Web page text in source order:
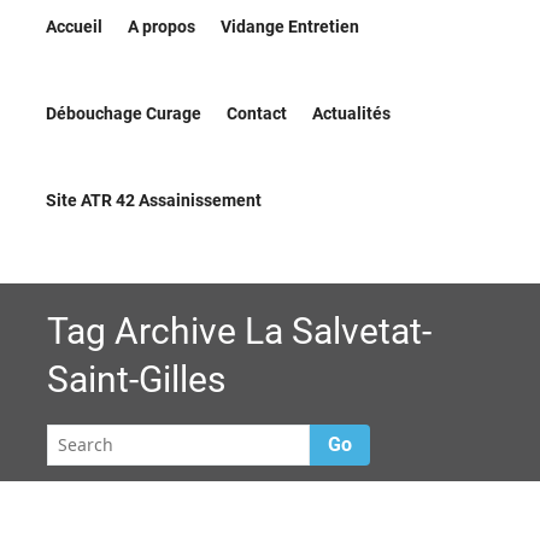
Accueil A propos Vidange Entretien
Débouchage Curage Contact Actualités
Site ATR 42 Assainissement
Tag Archive La Salvetat-
Saint-Gilles
Go